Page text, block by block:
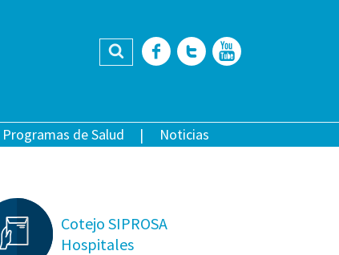
Buscar Facebook
Twitter
Programas de Salud Noticias
Cotejo SIPROSA
Hospitales